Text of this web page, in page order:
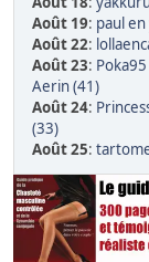
Août 19: paul
Août 22:
Août 23:
Aerin (41)
Août 24:
(33)
Août 25: